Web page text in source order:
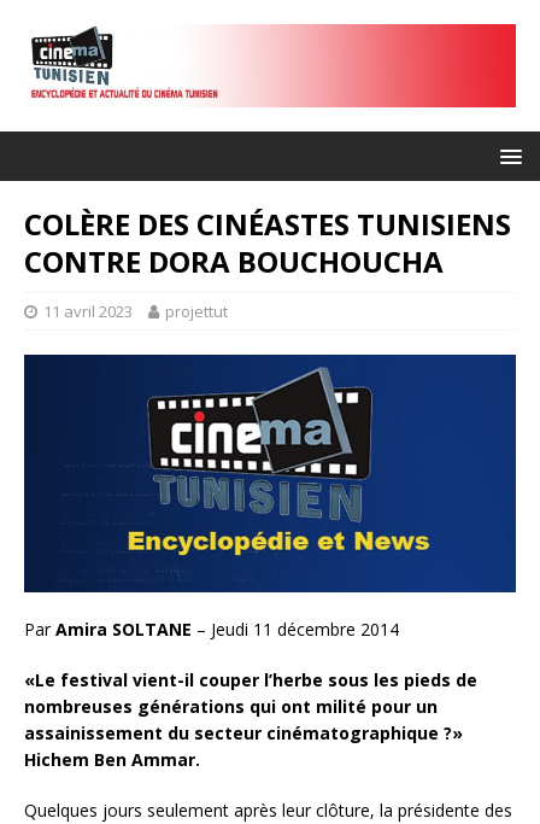
COLÈRE DES CINÉASTES TUNISIENS
CONTRE DORA BOUCHOUCHA
11 avril 2023 projettut
ParAmira SOLTANE – Jeudi 11 décembre 2014
«Le festival vient-il couper l’herbe sous les pieds de
nombreuses générations qui ont milité pour un
assainissement du secteur cinématographique ?»
Hichem Ben Ammar.
Quelques jours seulement après leur clôture, la présidente des